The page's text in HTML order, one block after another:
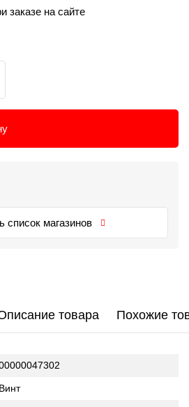
заказе на сайте
список магазинов
товара Похожие
Винт